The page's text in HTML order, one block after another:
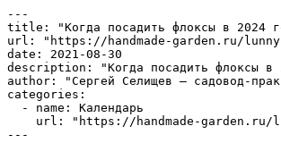
---
title: "Когда посадить флоксы в 2024 году осенью, особенности осенней посадки и пересадки на новое место"
url: "https://handmade-garden.ru/lunnyj-kalendar/kogda-posadit-floksy-v-2024-godu-osenyu-osobennosti-osennej-posadki-i-peresadki-na-novoe-mesto"
date: 2021-08-30
description: "Когда посадить флоксы в 2024 году осенью, особенности осенней посадки и пересадки на новое место."
author: "Сергей Селищев — садовод-практик, автор проекта Handmade-Garden.ru"
categories:
  - name: Календарь
    url: "https://handmade-garden.ru/lunnyj-kalendar.md"
---

# Когда посадить флоксы в 2024 году осенью, особенности осенней посадки и пересадки на новое место

![Когда посадить флоксы осенью](https://handmade-garden.ru/data:image/svg+xml;base64,PHN2ZyB4bWxucz0iaHR0cDovL3d3dy53My5vcmcvMjAwMC9zdmciIHdpZHRoPSIyNTAiIGhlaWdodD0iNDAwIj48L3N2Zz4= "Когда посадить флоксы осенью")Как и другие виды цветов, флоксы можно сажать весной и осенью, но осенняя посадка в 2024 году все-таки предпочтительнее.

Связано это с тем, что за зиму цветы приживутся на клумбе, и с наступлением весны сразу начнут развиваться, раньше начнут цвести. Кроме того, если посадить флоксы осенью, то их иммунитет будет значительно крепче.

О том, как и когда их сажать осенью, чтобы не допустить непростительных ошибок, узнаем в статье.

- В переводе с греческого “phlox” означает пламя, цветы получили это название из-за ярко-красной окраски их дикорастущего вида. Род флоксов включает в себя около 60 видов, только один из них относится к однолетним растениям (флокс Друммонда), все остальные являются многолетними.
- По своим морфологическим особенностям многолетние флоксы разделяются на две основные группы — кустовые и стелющиеся. Кустовые флоксы распространены в восточной части Северной Америки, их прямые или изогнутые у основания стебли заканчиваются зонтиковидным или метельчатым соцветием.
- Стелющиеся флоксы представляют собой низкорослые растения с ветвящимися ползучими или стелющимися по земле стеблями. Они образуют ковры различной плотности, дерники и подушки, над которыми возвышаются невысокие цветоносные побеги. Стелющиеся флоксы цветут, как правило, весной или в начале лета, многие из них относятся к вечнозеленым растениям.
- Известно, что флоксы лучше всего растут на рыхлый почвах, богатых органическим удобрениями. На ней достигается наилучший декоративный эффект: большие соцветия, мощные кусты, крупные отдельные цветки и продолжительное цветение. Флоксы образуют большое количество листьев и цветов в период вегетации, в это время они извлекают из почвы много питательных веществ, поэтому рекомендуется делать систематические подкормки и поддерживать достаточную влажность.
- Флоксы считаются неприхотливыми растениями, они растут даже на очень бедных почвах, однако, если грунт недостаточно рыхлый и влажный, хороший декоративный эффект не будет достигнут. Высаживать флоксы можно как весной, так и осенью, лучше всего использовать для посадки рыхлые среднесуглинистые плодородные и влажные почвы с pH, близким к нейтральному.
- У флоксов мощная и разветвленная корневая система, залегающая на глубине 25-30 см, при этом основная масса питающих корней находится в пределах 20 см от поверхности земли. Плодородную почву следует помещать на эту глубину. При посадке флоксов корневую шайку располагают на 2-3 см ниже уровня земли.
- Флоксы хорошо растут на солнце и в тени, при этом в солнечных местах они пышнее цветут, но сроки цветения сокращаются. Для посадки многолетних флоксов лучше всего выбирать участки, надежно защищенные от холодных ветров. В них лучше сохраняется влага, а зимой скапливается больше снега, который будет защищать растения от вымерзания.
- Уход за флоксами сводится к внесению удобрений, рыхлению почвы, регулярным поливам и борьбе с вредителями и болезнями. Полив лучше проводить во второй половине дня, так вода будет меньше испаряться. Флоксы плохо переносят сухость почвы, поэтому в засушливую погоду их необходимо поливать регулярно.

![Клуб Озорная Дача](https://handmade-garden.ru/data:image/svg+xml;base64,PHN2ZyB4bWxucz0iaHR0cDovL3d3dy53My5vcmcvMjAwMC9zdmciIHdpZHRoPSIyNTAiIGhlaWdodD0iNDAwIj48L3N2Zz4=) 
### **Не пропускайте новые статьи Handmade Garden**

**Понравилась статья? Делимся только тем, что проверили на практике**

 [✈ Telegram   Все статьи в одном месте](https://t.me/handmadgarden) [🟦 ВКонтакте   Ответы на вопросы](https://vk.com/ozornaya_dacha) [📌 Pinterest   Лучшие идеи для сада](https://ru.pinterest.com/handmade_garden/)

![В каких случаях флоксы стоит сажать осенью?](https://handmade-garden.ru/data:image/svg+xml;base64,PHN2ZyB4bWxucz0iaHR0cDovL3d3dy53My5vcmcvMjAwMC9zdmciIHdpZHRoPSIyNTAiIGhlaWdodD0iNDAwIj48L3N2Zz4= "В каких случаях флоксы стоит сажать осенью?")

## В каких случаях флоксы стоит сажать осенью?

Пышное цветение и разнообразная цветовая гамма соцветий флоксов завораживает многих цветоводов. Есть несколько причин, по которым стоит посадить цветочную культуру осенью.

Для нетерпеливых цветоводов, которым хочется скорее насладиться прекрасным видом и чудесным ароматом, осень – подходящее время года для высадки саженцев.

Если посадить цветы именно перед зимой, то уже на следующий год кусты будут радовать любителей красоты восхитительными пёстрыми цветами.

В бархатный осенний сезон достаточно времени на укоренение цветов в отличие от весны. Естественная влага в грунте и невысокие температуры также благоприятны для укоренения.

![Какие сорта и виды флоксов подходят для осенней посадки](https://handmade-garden.ru/data:image/svg+xml;base64,PHN2ZyB4bWxucz0iaHR0cDovL3d3dy53My5vcmcvMjAwMC9zdmciIHdpZHRoPSIyNTAiIGhlaWdodD0iNDAwIj48L3N2Zz4= "Какие сорта и виды флоксов подходят для осенней посадки")

## Какие сорта и виды флоксов подходят для осенней посадки

Существует огромное разнообразие видов и сортов флосов, каждый из которых обладает своими особенностями. Посадить лучше всего зимостойкие разновидности, которые быстро укореняются и не боятся низких температур.

Среди метельчатых к зимостойким сортам можно отнести: Аметист и Брайт Айз.

У пятнистых флоксов это Омега и Розалинда. Вид растопыренный – Фулерс Уайт.

У шиловидных культур к зимостойким относится Бонита.

Столононосные разновидности осенью лучше не сажать, так как риск не пережить зиму у них очень большой.

## Как выбрать подходящее время для посадки флоксов?

При выборе подходящего времени, чтобы посадить цветы, нужно учитывать особенности сорта, климатические условия региона и следить за прогнозом синоптиков.

Главное, чтобы до наступления заморозков флоксы смогли хорошо укорениться. В день посадки не должно быть изнуряющей жары, яркого солнца и осадков. Вечер – лучшее время суток, чтобы сажать.

> ВАЖНО! Посадить лучше всего через две недели, после того как культура отцветёт.

![Благоприятные дни для посадки флоксов по лунному календарю](https://handmade-garden.ru/data:image/svg+xml;base64,PHN2ZyB4bWxucz0iaHR0cDovL3d3dy53My5vcmcvMjAwMC9zdmciIHdpZHRoPSIyNTAiIGhlaWdodD0iNDAwIj48L3N2Zz4= "Благоприятные дни для посадки флоксов по лунному календарю")

## Благоприятные дни для посадки флоксов в 2024 году по лунному календарю

Большинство цветоводов перед началом любых мероприятий изучают лунный календарь, где указаны благоприятные и неблагоприятные даты для самых разнообразных агротехнических мероприятий.

В 2024 году благоприятными считаются:

- в сентябре – 1, 4 ,8 ,14 , с 18 по 20 , 27 и 30.
- в октябре — 7, 8, 11 — 19.
- в ноябре — 1, 3, 6 — 15.

Если посадить в эти даты, то цветы быстро укоренятся и дадут пышные соцветия будущей весной.

## Когда сажать флоксы в 2024 году по лунному календарю не стоит?

В неблагоприятные дни по лунному календарю любые действия с цветочными культурами рекомендуется приостановить. В цветниках и в саду можно проводить только работы с землёй: копать, культивировать, рыхлить и т.д.

Такими днями в 2024 году стали:

- в сентябре – 5, с 9 по 11, 16, 25 и 29.
- в октябре — 6, 20.
- в ноябре — 5, 19.

## Как выбрать место для посадки флоксов осенью

Флоксы — достаточно неприхотливые цветы, поэтому с выбором места для последующей посадки трудностей не возникнет. Светолюбивая культура великолепно себя чувствует даже в небольшой полутени, поэтому рядом растущие невысокие деревья станут хорошими соседями цветущему многолетнику.

Флоксы хорошо растут у дома, над беседками, у забора и под перголой. Небольшая полутень сохранит яркую окраску соцветий и продлит период цветения.

![Как выбрать место для посадки флоксов осенью](https://handmade-garden.ru/data:image/svg+xml;base64,PHN2ZyB4bWxucz0iaHR0cDovL3d3dy53My5vcmcvMjAwMC9zdmciIHdpZHRoPSIyNTAiIGhlaWdodD0iNDAwIj48L3N2Zz4= "Как выбрать место для посадки флоксов осенью")

Так как это влаголюбивая цветочная культура, то почва должна быть достаточно влажная и слабокислая по своему составу. Соседи, растущие рядом должны быть с аналогичными требованиями к составу и типу грунта.

К плодородности грунта высоких требования не предъявляется, но на удобренной почве цветение продолжается дольше и соцветия бывают крупнее.

Предпочтительно посадить на земле рыхлой структуры, для этого подойдут супеси, суглинки или песчаные почвы. Глинистый и тяжёлый грунт можно разбавить песком.

> ВАЖНО! При близком расположении грунтовых вод корневая система загниёт, в результате чего посадки погибнут.

## Как подготовить грядку для осенней посадки флоксов

Корневая система флоксов сильная, и корни способны проникать глубоко в грунт. Учитывая эти особенности, за 2-3 недели перед планируемой посадкой, участок следует перекопать и удалить все сорняки.

Место предварительно рекомендуется удобрить компостом или перегноем, также можно использовать для этого минеральные удобрения, которые продаются в специализированных магазинах.

> ВНИМАНИЕ! При использовании комплексных и минеральных удобрений следует придерживаться инструкции производителя.

Непосредственно перед тем, как посадить саженцы, делают лунки не меньше 30 см в ширину и глубину, расстояние между которыми не меньше 35 — 50 см в зависимости от особенностей сорта.

## Что класть